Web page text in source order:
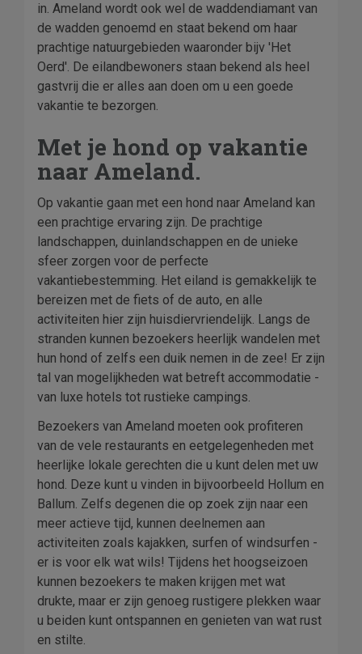
in. Ameland wordt ook wel de waddendiamant van
de wadden genoemd en staat bekend om haar
prachtige natuurgebieden waaronder bijv 'Het
Oerd'. De eilandbewoners staan bekend als heel
gastvrij die er alles aan doen om u een goede
vakantie te bezorgen.
Met je hond op vakantie
naar Ameland.
Op vakantie gaan met een hond naar Ameland kan
een prachtige ervaring zijn. De prachtige
landschappen, duinlandschappen en de unieke
sfeer zorgen voor de perfecte
vakantiebestemming. Het eiland is gemakkelijk te
bereizen met de fiets of de auto, en alle
activiteiten hier zijn huisdiervriendelijk. Langs de
stranden kunnen bezoekers heerlijk wandelen met
hun hond of zelfs een duik nemen in de zee! Er zijn
tal van mogelijkheden wat betreft accommodatie -
van luxe hotels tot rustieke campings.
Bezoekers van Ameland moeten ook profiteren
van de vele restaurants en eetgelegenheden met
heerlijke lokale gerechten die u kunt delen met uw
hond. Deze kunt u vinden in bijvoorbeeld Hollum en
Ballum. Zelfs degenen die op zoek zijn naar een
meer actieve tijd, kunnen deelnemen aan
activiteiten zoals kajakken, surfen of windsurfen -
er is voor elk wat wils! Tijdens het hoogseizoen
kunnen bezoekers te maken krijgen met wat
drukte, maar er zijn genoeg rustigere plekken waar
u beiden kunt ontspannen en genieten van wat rust
en stilte.